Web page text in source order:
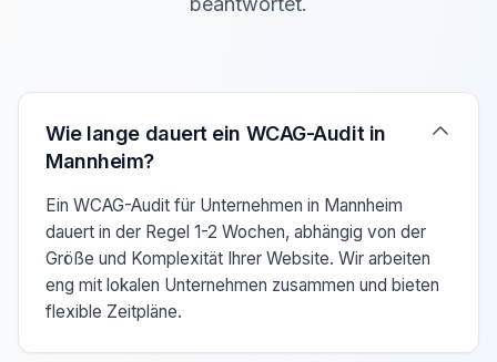
Verwenden Sie die Pfeiltasten Auf/Ab um zwischen
Wie lange dauert ein WCAG-Audit in
Mannheim?
Ein WCAG-Audit für Unternehmen in Mannheim
dauert in der Regel 1-2 Wochen, abhängig von der
Größe und Komplexität Ihrer Website. Wir arbeiten
eng mit lokalen Unternehmen zusammen und bieten
flexible Zeitpläne.